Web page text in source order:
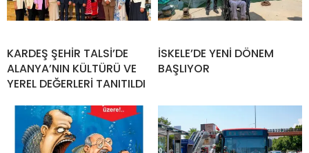
KARDEŞ ŞEHİR TALSİ’DE
ALANYA’NIN KÜLTÜRÜ VE
YEREL DEĞERLERİ TANITILDI
İSKELE’DE YENİ DÖNEM
BAŞLIYOR